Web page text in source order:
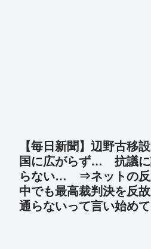
【毎日新聞】辺野古移
国に広がらず… 抗議に
らない… ⇒ネットの反
中でも最高裁判決を反
通らないって言い始めて